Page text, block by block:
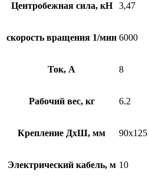
Центробежная сила, кН 3,47
скорость вращения 1/мин 6000
Ток, А 8
Рабочий вес, кг 6.2
Крепление ДхШ, мм 90х125
Электрический кабель, м 10